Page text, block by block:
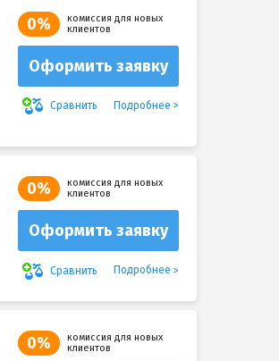
0%
комиссия для новых
клиентов
Оформить заявку
Сравнить Подробнее
0%
комиссия для новых
клиентов
Оформить заявку
Сравнить Подробнее
0%
комиссия для новых
клиентов